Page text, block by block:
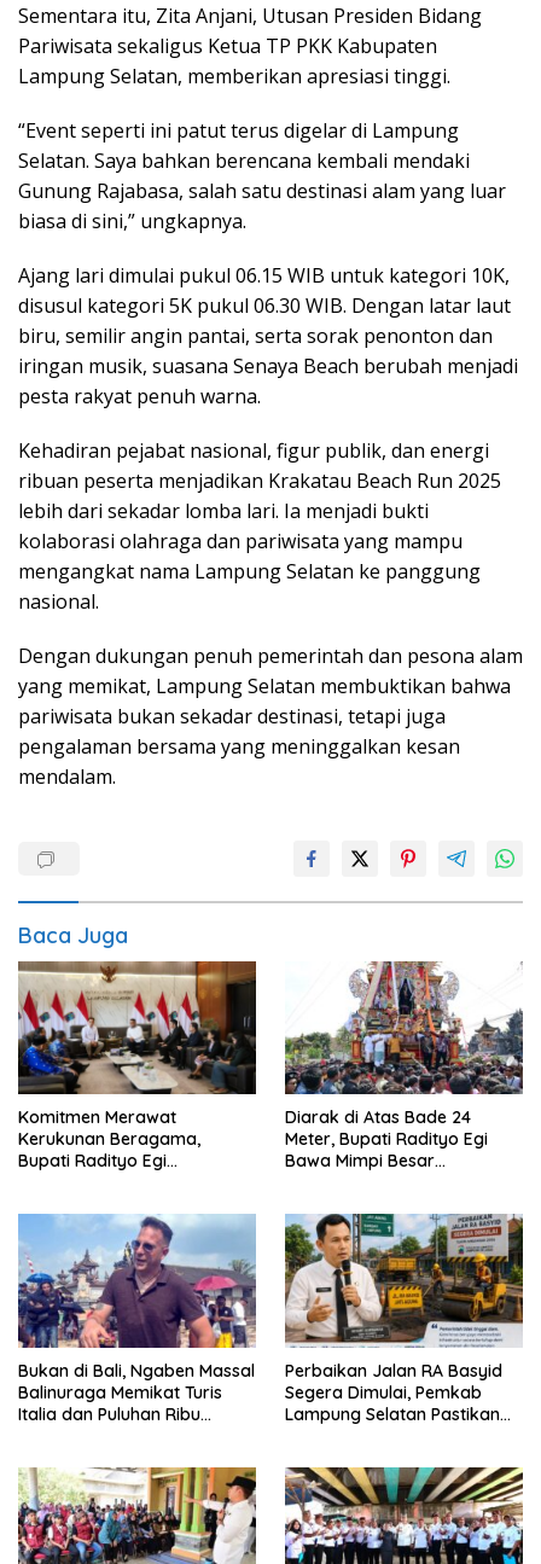
Sementara itu, Zita Anjani, Utusan Presiden Bidang
Pariwisata sekaligus Ketua TP PKK Kabupaten
Lampung Selatan, memberikan apresiasi tinggi.
“Event seperti ini patut terus digelar di Lampung
Selatan. Saya bahkan berencana kembali mendaki
Gunung Rajabasa, salah satu destinasi alam yang luar
biasa di sini,” ungkapnya.
Ajang lari dimulai pukul 06.15 WIB untuk kategori 10K,
disusul kategori 5K pukul 06.30 WIB. Dengan latar laut
biru, semilir angin pantai, serta sorak penonton dan
iringan musik, suasana Senaya Beach berubah menjadi
pesta rakyat penuh warna.
Kehadiran pejabat nasional, figur publik, dan energi
ribuan peserta menjadikan Krakatau Beach Run 2025
lebih dari sekadar lomba lari. Ia menjadi bukti
kolaborasi olahraga dan pariwisata yang mampu
mengangkat nama Lampung Selatan ke panggung
nasional.
Dengan dukungan penuh pemerintah dan pesona alam
yang memikat, Lampung Selatan membuktikan bahwa
pariwisata bukan sekadar destinasi, tetapi juga
pengalaman bersama yang meninggalkan kesan
mendalam.
Baca Juga
Komitmen Merawat
Kerukunan Beragama,
Bupati Radityo Egi
Lampung
Diarak di Atas Bade 24
Meter, Bupati Radityo Egi
Bawa Mimpi Besar
Bukan di Bali, Ngaben Massal
Balinuraga Memikat Turis
Italia dan Puluhan Ribu
Perbaikan Jalan RA Basyid
Segera Dimulai, Pemkab
Lampung Selatan Pastikan